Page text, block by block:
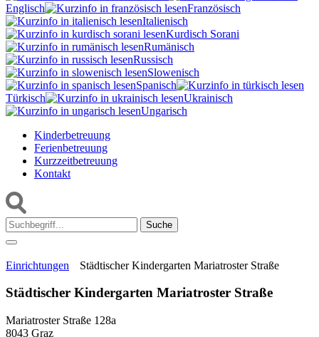
Englisch
Französisch
Italienisch
Kurdisch Sorani‎
Rumänisch
Russisch
Slowenisch
Spanisch
Türkisch
Ukrainisch
Ungarisch
Kinderbetreuung
Ferienbetreuung
Kurzzeitbetreuung
Kontakt
Suche:
Einrichtungen Städtischer Kindergarten Mariatroster Straße
Städtischer Kindergarten Mariatroster Straße
Mariatroster Straße 128a
8043 Graz